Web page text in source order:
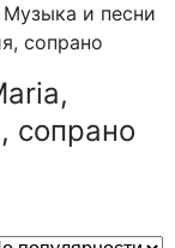
Музыка и песни
сопрано
сопрано